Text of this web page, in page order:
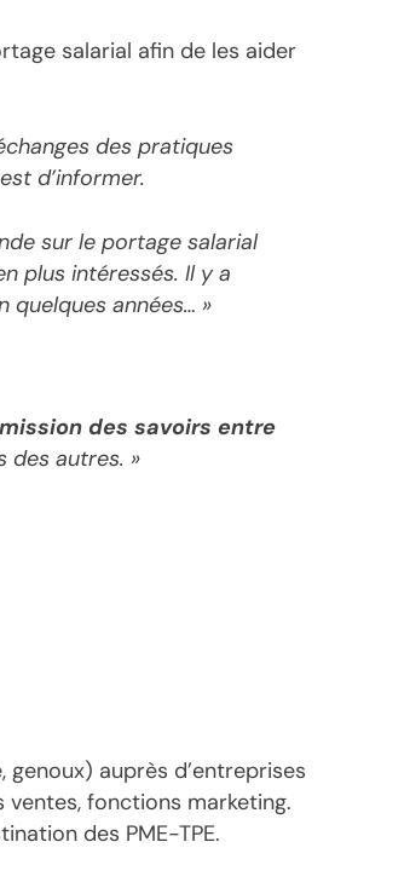
salarial afin de les aider
des pratiques
d’informer.
sur le portage salarial
plus intéressés. Il y a
années… »
des savoirs entre
des autres. »
auprès d’entreprises
fonctions marketing.
des PME-TPE.